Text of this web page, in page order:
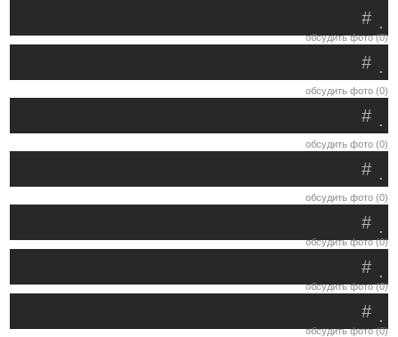
.
#
обсудить фото (0)
.
#
обсудить фото (0)
.
#
обсудить фото (0)
.
#
обсудить фото (0)
.
#
обсудить фото (0)
.
#
обсудить фото (0)
.
#
обсудить фото (0)